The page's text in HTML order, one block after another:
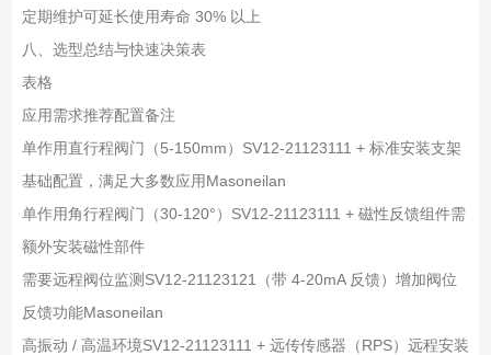
定期维护可延长使用寿命 30% 以上
八、选型总结与快速决策表
表格
应用需求推荐配置备注
单作用直行程阀门（5-150mm） SV12-21123111 + 标准安装支架
基础配置，满足大多数应用Masoneilan
单作用角行程阀门（30-120°） SV12-21123111 + 磁性反馈组件需
额外安装磁性部件
需要远程阀位监测 SV12-21123121（带 4-20mA 反馈） 增加阀位
反馈功能Masoneilan
高振动 / 高温环境SV12-21123111 + 远传传感器（RPS） 远程安装